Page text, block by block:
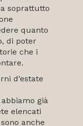
soprattutto
quanto
di poter
che i
d’estate
già
elencati
anche